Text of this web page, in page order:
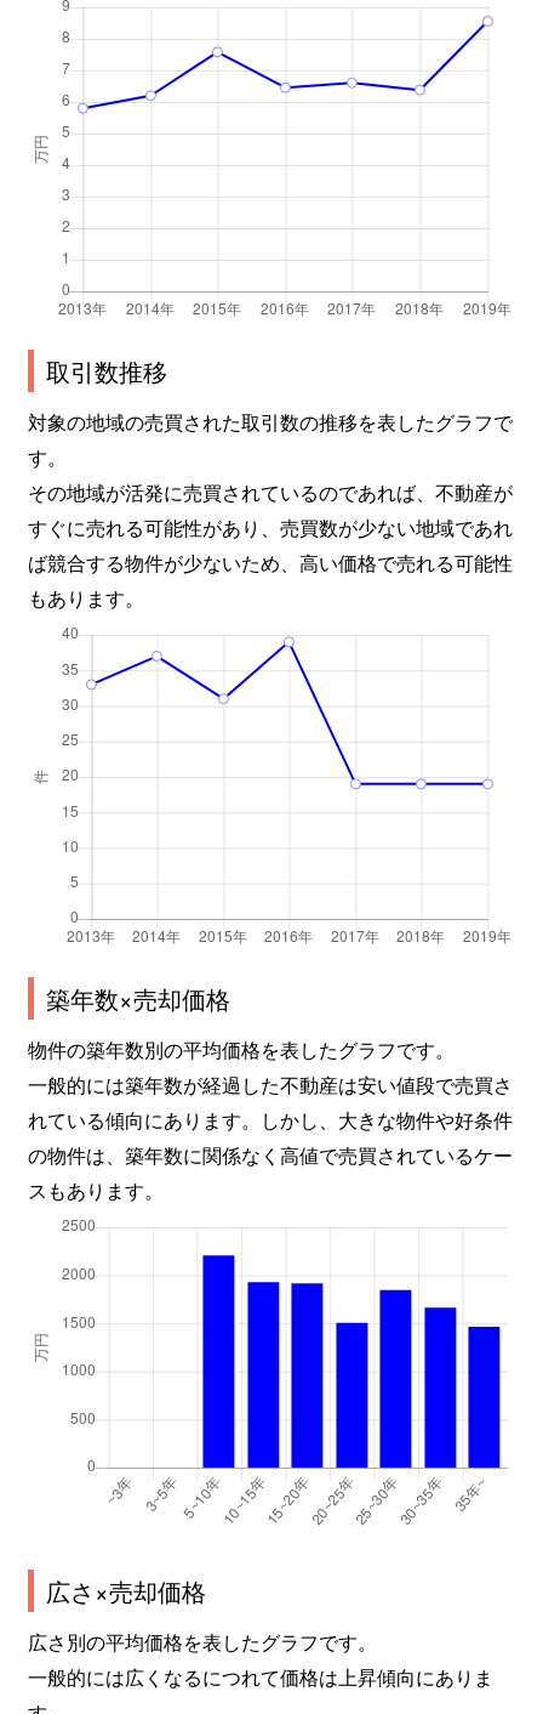
取引数推移
対象の地域の売買された取引数の推移を表したグラフで
す。
その地域が活発に売買されているのであれば、不動産が
すぐに売れる可能性があり、売買数が少ない地域であれ
ば競合する物件が少ないため、高い価格で売れる可能性
もあります。
築年数×売却価格
物件の築年数別の平均価格を表したグラフです。
一般的には築年数が経過した不動産は安い値段で売買さ
れている傾向にあります。しかし、大きな物件や好条件
の物件は、築年数に関係なく高値で売買されているケー
スもあります。
広さ×売却価格
広さ別の平均価格を表したグラフです。
一般的には広くなるにつれて価格は上昇傾向にありま